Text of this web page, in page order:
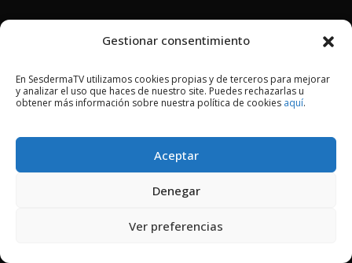
Gestionar consentimiento
En SesdermaTV utilizamos cookies propias y de terceros para mejorar
y analizar el uso que haces de nuestro site. Puedes rechazarlas u
obtener más información sobre nuestra política de cookies aquí.
Aceptar
Denegar
Ver preferencias